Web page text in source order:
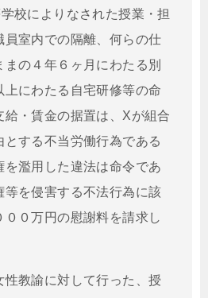
校によりなされた授業・担
員室内での隔離、何らの仕
の４年６ヶ月にわたる別
にわたる自宅研修等の命
・賃金の据置は、 Xが組合
とする不当労働行為である
を濫用した違法は命令であ
等を侵害する不法行為に該
００万円の慰謝料を請求し
性教諭に対して行った、授